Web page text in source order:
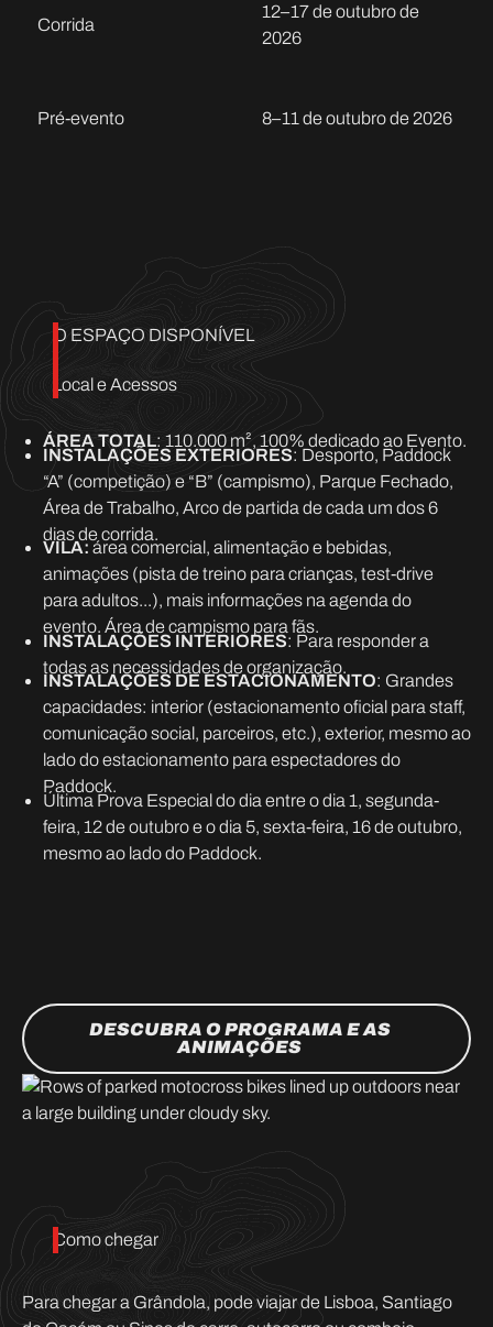
Corrida
12–17 de outubro de
2026
Pré-evento 8–11 de outubro de 2026
O ESPAÇO DISPONÍVEL
Local e Acessos
ÁREA TOTAL: 110.000 m², 100% dedicado ao Evento.
INSTALAÇÕES EXTERIORES: Desporto, Paddock
“A” (competição) e “B” (campismo), Parque Fechado,
Área de Trabalho, Arco de partida de cada um dos 6
dias de corrida.
VILA: área comercial, alimentação e bebidas,
animações (pista de treino para crianças, test-drive
para adultos...), mais informações na agenda do
evento. Área de campismo para fãs.
INSTALAÇÕES INTERIORES: Para responder a
todas as necessidades de organização.
INSTALAÇÕES DE ESTACIONAMENTO: Grandes
capacidades: interior (estacionamento oficial para staff,
comunicação social, parceiros, etc.), exterior, mesmo ao
lado do estacionamento para espectadores do
Paddock.
Última Prova Especial do dia entre o dia 1, segunda-
feira, 12 de outubro e o dia 5, sexta-feira, 16 de outubro,
mesmo ao lado do Paddock.
DESCUBRA O PROGRAMA E AS
ANIMAÇÕES
Como chegar
Para chegar a Grândola, pode viajar de Lisboa, Santiago